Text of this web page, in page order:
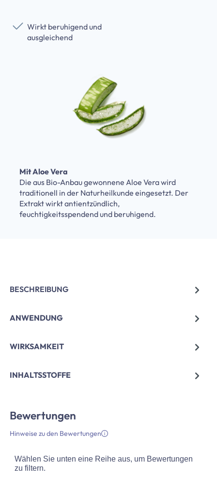
Wirkt beruhigend und
ausgleichend
Mit Aloe Vera
Die aus Bio-Anbau gewonnene Aloe Vera wird
traditionell in der Naturheilkunde eingesetzt. Der
Extrakt wirkt antientzündlich,
feuchtigkeitsspendend und beruhigend.
BESCHREIBUNG
INHALTSSTOFFE
WIRKSAMKEIT
ANWENDUNG
Bewertungen
Hinweise zu den Bewertungen
Wählen Sie unten eine Reihe aus, um Bewertungen
zu filtern.